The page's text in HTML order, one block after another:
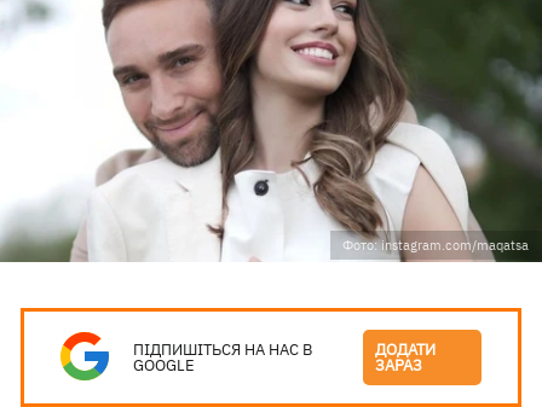
Фото: instagram.com/maqatsa
ПІДПИШІТЬСЯ НА НАС В
GOOGLE
ДОДАТИ
ЗАРАЗ